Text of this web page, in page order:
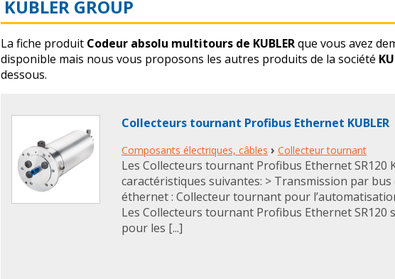
KUBLER GROUP
La fiche produit Codeur absolu multitours de KUBLERque vous avez
disponible mais nous vous proposons les autres produits de la société
dessous.
Collecteurs tournant Profibus Ethernet KUBLER
Composants électriques, câbles › Collecteur tournant
Les Collecteurs tournant Profibus Ethernet SR120
caractéristiques suivantes: > Transmission par
éthernet : Collecteur tournant pour
Les Collecteurs tournant Profibus Ethernet SR120
pour les [...]